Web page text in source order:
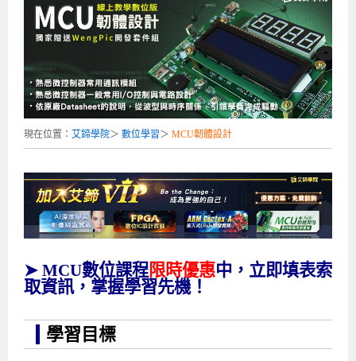
企業預約徵才
最新補助課程
公司簡介
開發板介紹
環境設備
最新職缺
艾鍗新聞
獲獎與榮耀
交通資訊
課程說明會
政府補助職訓說明會
[學程] 嵌入式Linux開發實務
Linux系統建置實務
Linux系統程式設計
Linux驅動程式設計實戰
ARM Boot Loader設計
Linux Socket網路程式設計
Raspberry Pi之Python程式設計硬體控制
MCU韌體設計系列課程
ARM MCU單晶片韌體開發
USB韌體設計
STM32嵌入式開發實戰
[學程]MCU韌體設計實戰
TI MSP430微控制器開發
生醫感測器整合設計班
穿戴式裝置應用開發
硬體/IC設計系列課程
全能電路設計實戰班
FPGA 數位IC設計實戰
感測電路設計與應用
Allegro/PCB Layout設計
工業電子丙級輔導考照課程
AI人工智慧系列課程
iPAS AI應用規劃師能力鑑定課程
AI深度學習與影像辨識實戰
AI雲端原生與MLOps自動化實務
AI機器學習與深度學習實戰班
AI課程總覽頁
iPAS經濟部產業人才能力鑑定
iPAS AI應用規劃師能力鑑定
iPAS AIoT 應用工程師(物聯網類)
iPAS巨量資料分析師
Web及雲端系列課程
Kubernetes雲原生實戰班
AI雲端原生與MLOps自動化實務
Web全端開發應用班
物聯網開發系列課程
[學程]物聯網整合開發實戰
5G技術-SDN與Mininet實作
5G-SDN通訊系列課程
ROS機器人自走車系統開發應用
電腦視覺與影像處理課程
數位課程
讓 AI 成為你的數位同事
AI雲端原生與MLOps自動化實務
n8n 零基礎工作自動化實戰班
Vibe Coding：AI 協作全端開發實戰班
iPAS AI應用規劃師能力鑑定課程
數位課程總覽
嵌入式Linux開發系列
嵌入式Linux學程(數位豪華版)
Linux系統程式設計
Linux驅動程式
ARM Boot Loader
使用C語言控制Raspberry Pi
Raspberry Pi 開發入門
MCU韌體開發系列
MCU韌體設計
Python硬體控制-Pi Pico物聯網實作
Edge AI與Pi Pico實作應用
AI邊緣運算實作TensorFlow Lite for MCU
AI人工智慧系列課程
iPAS AI應用規劃師能力鑑定課程
Vibe Coding：AI協作全端開發
生成式AI能力認證
Python機器學習與深度學習
Web及雲端系列課程
kubernetes雲原生實戰班
AI雲端原生與MLOps自動化實務
IoT物聯網開發系列
物聯網整合開發與應用
iPAS AIoT應用工程師(物聯網類)
iPAS產業人才能力鑑定系列
iPAS AIoT應用工程師(物聯網類)
高中生升學超前部署課程總覽
程式語言系列
待業青年職訓課程(29歲以下)
Kubernetes工程師養成班
[假日班]AI邊緣運算實作TensorFlow Lite for MCU
[假日班]物聯網資訊安全實務
更多...
企業服務
企業教育訓練
企業儲值優惠方案
艾鍗企業VIP會員
企業徵才
研發設計服務
電腦教室租借服務[台北]
研討活動
學員專區
會員優惠
學員見證
資訊專區
廠商求才
學員常見問題
最新成果展
前進校園
校園巡迴講座
研發實習生計畫
青少年AI人工智慧實作班[高中生]
會員優惠
現在位置： 艾鍗學院＞ 數位學習＞ MCU韌體設計
➤ MCU數位課程限時優惠中，立即填表索
取資訊，掌握學習先機！
學習目標